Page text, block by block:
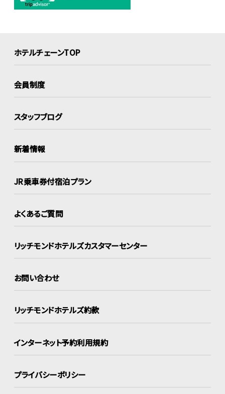
ホテルチェーンTOP
会員制度
スタッフブログ
新着情報
JR乗車券付宿泊プラン
よくあるご質問
リッチモンドホテルズカスタマーセンター
お問い合わせ
リッチモンドホテルズ約款
インターネット予約利用規約
プライバシーポリシー